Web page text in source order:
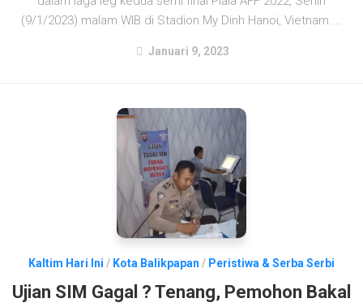
(9/1/2023) malam WIB di Stadion My Dinh Hanoi, Vietnam....
Januari 9, 2023
Kaltim Hari Ini / Kota Balikpapan / Peristiwa & Serba Serbi
Ujian SIM Gagal ? Tenang, Pemohon Bakal